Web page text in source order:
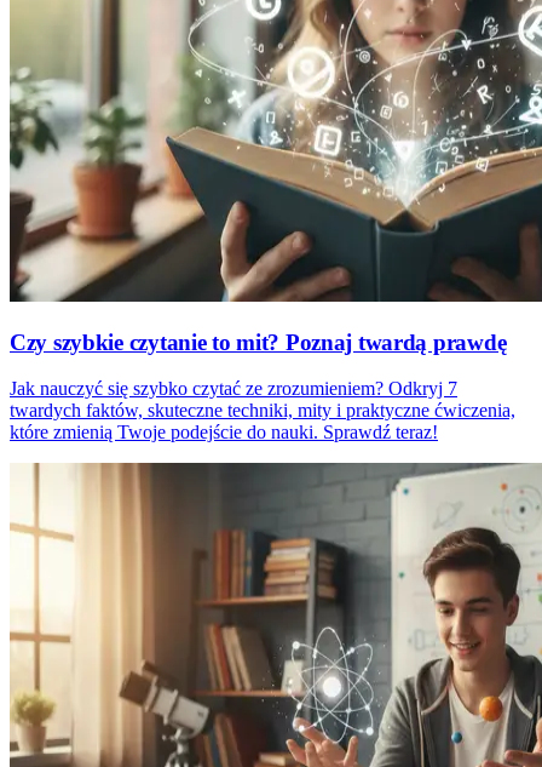
Czy szybkie czytanie to mit? Poznaj twardą prawdę
Jak nauczyć się szybko czytać ze zrozumieniem? Odkryj 7
twardych faktów, skuteczne techniki, mity i praktyczne ćwiczenia,
które zmienią Twoje podejście do nauki. Sprawdź teraz!